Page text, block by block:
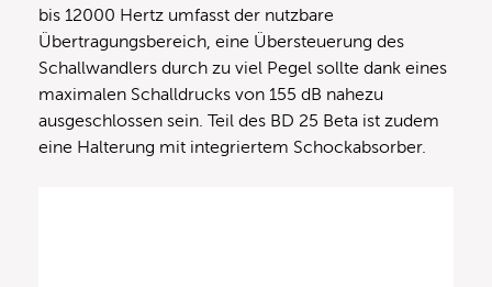
bis 12000 Hertz umfasst der nutzbare
Übertragungsbereich, eine Übersteuerung des
Schallwandlers durch zu viel Pegel sollte dank eines
maximalen Schalldrucks von 155 dB nahezu
ausgeschlossen sein. Teil des BD 25 Beta ist zudem
eine Halterung mit integriertem Schockabsorber.